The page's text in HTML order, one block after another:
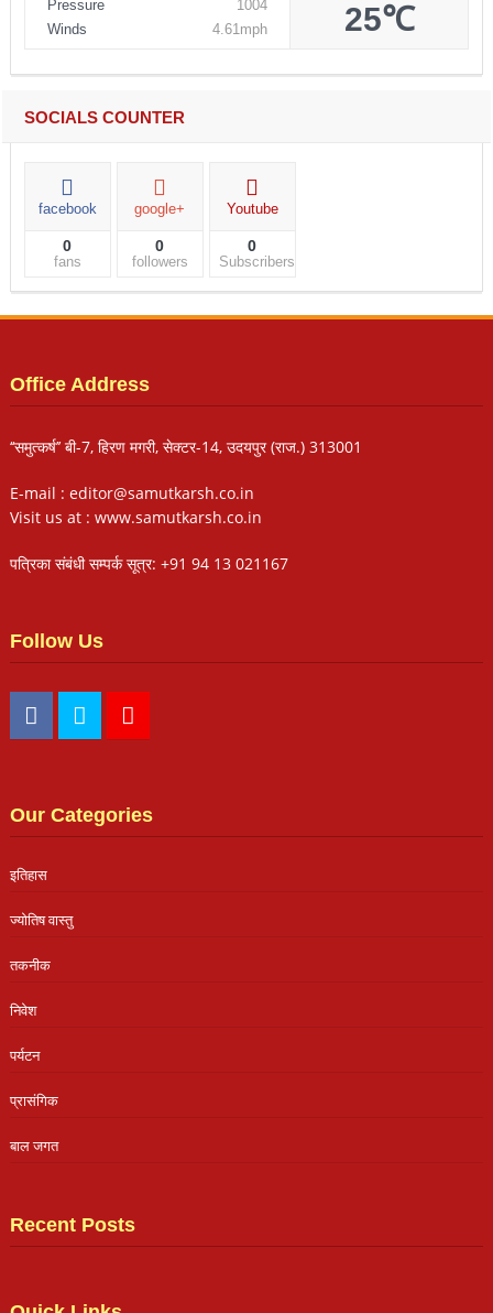
Pressure
1004
Winds
4.61mph 25℃
SOCIALS COUNTER
facebook
0
fans
google+
0
followers
Youtube
0
Subscribers
Office Address
‘‘समुत्कर्ष’’ बी-7, हिरण मगरी, सेक्टर-14, उदयपुर (राज.) 313001
E-mail : editor@samutkarsh.co.in
Visit us at : www.samutkarsh.co.in
पत्रिका संबंधी सम्पर्क सूत्र: +91 94 13 021167
Follow Us
Our Categories
इतिहास
ज्योतिष वास्तु
तकनीक
निवेश
पर्यटन
प्रासंगिक
बाल जगत
Recent Posts